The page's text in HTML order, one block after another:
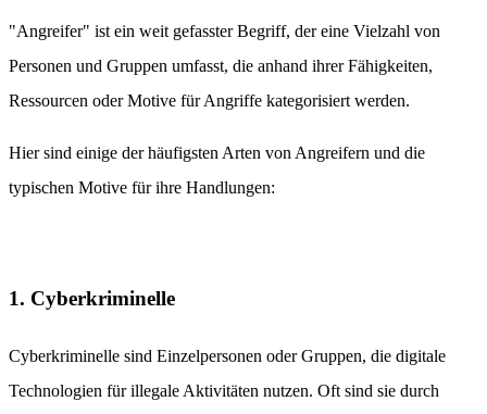
"Angreifer" ist ein weit gefasster Begriff, der eine Vielzahl von
Personen und Gruppen umfasst, die anhand ihrer Fähigkeiten,
Ressourcen oder Motive für Angriffe kategorisiert werden.
Hier sind einige der häufigsten Arten von Angreifern und die
typischen Motive für ihre Handlungen:
1. Cyberkriminelle
Cyberkriminelle sind Einzelpersonen oder Gruppen, die digitale
Technologien für illegale Aktivitäten nutzen. Oft sind sie durch